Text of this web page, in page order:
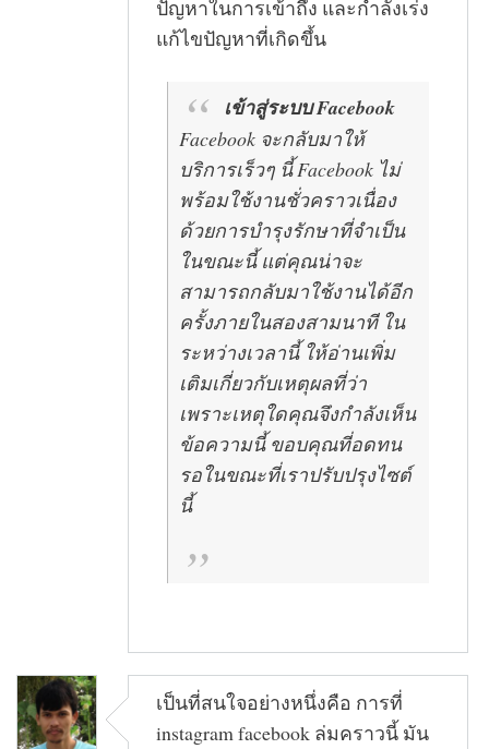
ปัญหาในการเข้าถึง และกำลังเร่ง
แก้ไขปัญหาที่เกิดขึ้น
เข้าสู่ระบบ Facebook
Facebook จะกลับมาให้
บริการเร็วๆ นี้ Facebook ไม่
พร้อมใช้งานชั่วคราวเนื่อง
ด้วยการบำรุงรักษาที่จำเป็น
ในขณะนี้ แต่คุณน่าจะ
สามารถกลับมาใช้งานได้อีก
ครั้งภายในสองสามนาที ใน
ระหว่างเวลานี้ ให้อ่านเพิ่ม
เติมเกี่ยวกับเหตุผลที่ว่า
เพราะเหตุใดคุณจึงกำลังเห็น
ข้อความนี้ ขอบคุณที่อดทน
รอในขณะที่เราปรับปรุงไซต์
นี้
เป็นที่สนใจอย่างหนึ่งคือ การที่
instagram facebook ล่มคราวนี้ มัน